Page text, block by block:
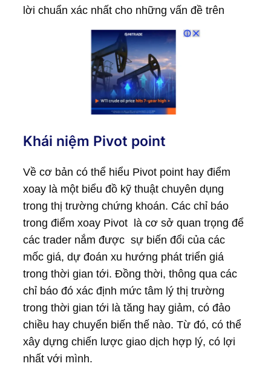
lời chuẩn xác nhất cho những vấn đề trên
Khái niệm Pivot point
Về cơ bản có thể hiểu Pivot point hay điểm
xoay là một biểu đồ kỹ thuật chuyên dụng
trong thị trường chứng khoán. Các chỉ báo
trong điểm xoay Pivot là cơ sở quan trọng để
các trader nắm được sự biến đổi của các
mốc giá, dự đoán xu hướng phát triển giá
trong thời gian tới. Đồng thời, thông qua các
chỉ báo đó xác định mức tâm lý thị trường
trong thời gian tới là tăng hay giảm, có đảo
chiều hay chuyển biến thế nào. Từ đó, có thể
xây dựng chiến lược giao dịch hợp lý, có lợi
nhất với mình.